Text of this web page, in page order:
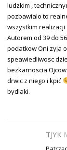
ludzkim ,
pozbawialo to
wszystkim realizacji
Autorem od 39 do
podatkow Oni zyja
speawiedliwosc
bezkarnoscia
drwic z niego i kpić
bydlaki.
TJYK